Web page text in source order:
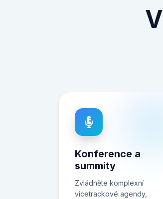
Konference a
summity
Zvládněte komplexní
vícetrackové agendy,